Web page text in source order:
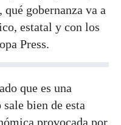
gobernanza va a
estatal y con los
Press.
que es una
bien de esta
provocada por